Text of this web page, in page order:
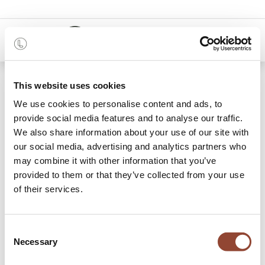
This website uses cookies
We use cookies to personalise content and ads, to
provide social media features and to analyse our traffic.
We also share information about your use of our site with
our social media, advertising and analytics partners who
may combine it with other information that you’ve
provided to them or that they’ve collected from your use
of their services.
Selection
Necessary
0
48 mois
21 articles trouvés
Bureaux
Le bureau idéal est à portée de clic : Live Light propose des
bureaux design à louer, pour tous les styles et tous les
bureau doit être fonctionnel, ergonomique et offrir
suffisamment d'espace pour travailler confortablement.